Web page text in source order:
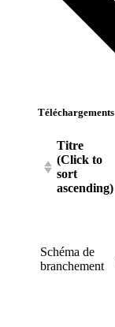
Téléchargements
Titre
(Click to
sort
ascending)
Schéma de
branchement